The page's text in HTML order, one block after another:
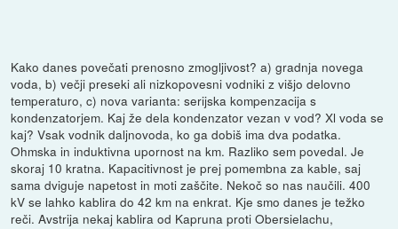
Kako danes povečati prenosno zmogljivost? a) gradnja novega
voda, b) večji preseki ali nizkopovesni vodniki z višjo delovno
temperaturo, c) nova varianta: serijska kompenzacija s
kondenzatorjem. Kaj že dela kondenzator vezan v vod? Xl voda se
kaj? Vsak vodnik daljnovoda, ko ga dobiš ima dva podatka.
Ohmska in induktivna upornost na km. Razliko sem povedal. Je
skoraj 10 kratna. Kapacitivnost je prej pomembna za kable, saj
sama dviguje napetost in moti zaščite. Nekoč so nas naučili. 400
kV se lahko kablira do 42 km na enkrat. Kje smo danes je težko
reči. Avstrija nekaj kablira od Kapruna proti Obersielachu,